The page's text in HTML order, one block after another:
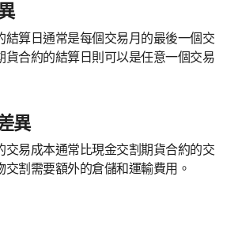
結算日通常是每個交易月的最後一個交
貨合約的結算日則可以是任意一個交易
異
交易成本通常比現金交割期貨合約的交
割需要額外的倉儲和運輸費用。